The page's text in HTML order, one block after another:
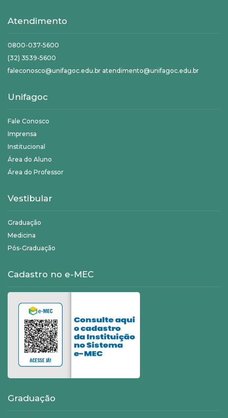
Atendimento
0800-037-5600
(32) 3539-5600
faleconosco@unifagoc.edu.br atendimento@unifagoc.edu.br
Unifagoc
Fale Conosco
Imprensa
Institucional
Área do Aluno
Área do Professor
Vestibular
Graduação
Medicina
Pós-Graduação
Cadastro no e-MEC
Graduação